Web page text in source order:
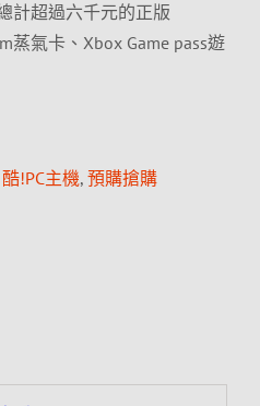
計超過六千元的正版
蒸氣卡、Xbox Game pass遊
酷!PC主機, 預購搶購